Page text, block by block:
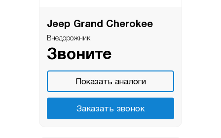
Jeep Grand Cherokee
Внедорожник
Звоните
Показать аналоги
Заказать звонок